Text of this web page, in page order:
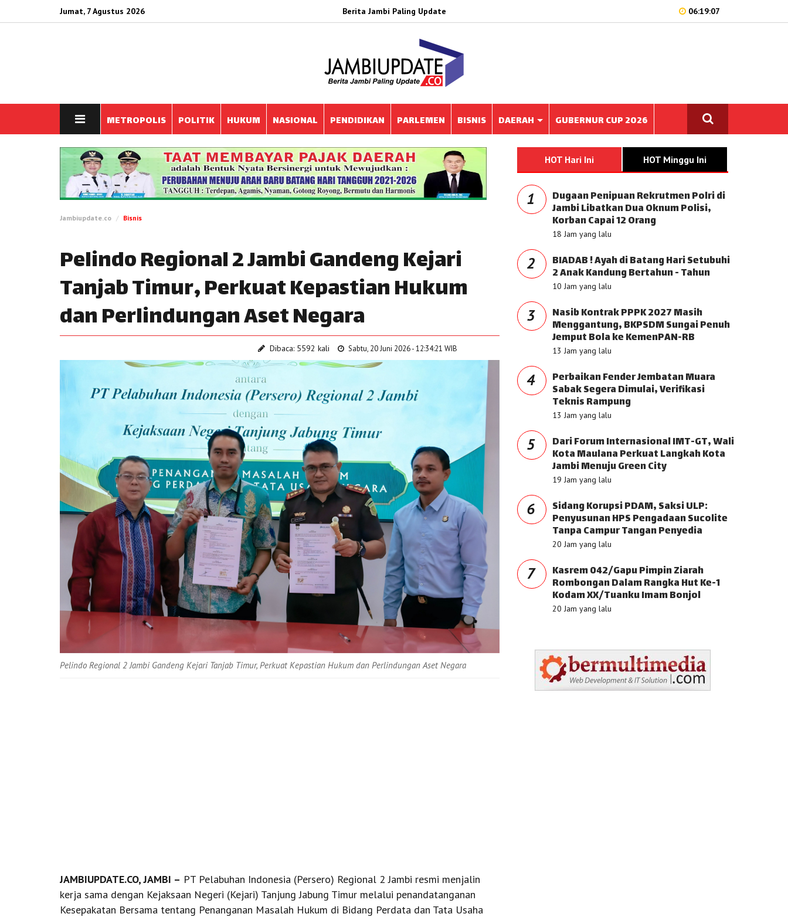
Jumat, 7 Agustus 2026 Berita Jambi Paling Update 06:19:07
METROPOLIS POLITIK HUKUM NASIONAL PENDIDIKAN PARLEMEN BISNIS DAERAH GUBERNUR CUP 2026
Jambiupdate.co Bisnis
Pelindo Regional 2 Jambi Gandeng Kejari
Tanjab Timur, Perkuat Kepastian Hukum
dan Perlindungan Aset Negara
Dibaca: 5592 kali Sabtu, 20 Juni 2026 - 12:34:21 WIB
Pelindo Regional 2 Jambi Gandeng Kejari Tanjab Timur, Perkuat Kepastian Hukum dan Perlindungan Aset Negara
JAMBIUPDATE.CO, JAMBI – PT Pelabuhan Indonesia (Persero) Regional 2 Jambi resmi menjalin
kerja sama dengan Kejaksaan Negeri (Kejari) Tanjung Jabung Timur melalui penandatanganan
Kesepakatan Bersama tentang Penanganan Masalah Hukum di Bidang Perdata dan Tata Usaha
HOT Hari Ini HOT Minggu Ini
1 Dugaan Penipuan Rekrutmen Polri di
Jambi Libatkan Dua Oknum Polisi,
Korban Capai 12 Orang
18 Jam yang lalu
2 BIADAB ! Ayah di Batang Hari Setubuhi
2 Anak Kandung Bertahun - Tahun
10 Jam yang lalu
3 Nasib Kontrak PPPK 2027 Masih
Menggantung, BKPSDM Sungai Penuh
Jemput Bola ke KemenPAN-RB
13 Jam yang lalu
4 Perbaikan Fender Jembatan Muara
Sabak Segera Dimulai, Verifikasi
Teknis Rampung
13 Jam yang lalu
5 Dari Forum Internasional IMT-GT, Wali
Kota Maulana Perkuat Langkah Kota
Jambi Menuju Green City
19 Jam yang lalu
6 Sidang Korupsi PDAM, Saksi ULP:
Penyusunan HPS Pengadaan Sucolite
Tanpa Campur Tangan Penyedia
20 Jam yang lalu
7 Kasrem 042/Gapu Pimpin Ziarah
Rombongan Dalam Rangka Hut Ke-1
Kodam XX/Tuanku Imam Bonjol
20 Jam yang lalu